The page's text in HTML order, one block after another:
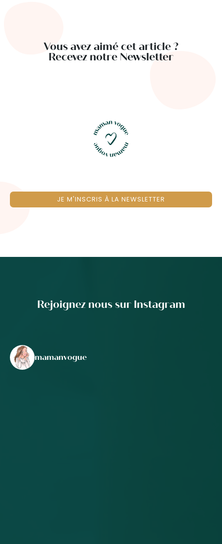
Vous avez aimé cet article ?
Recevez notre Newsletter
JE M'INSCRIS À LA NEWSLETTER
Rejoignez nous sur Instagram
mamanvogue